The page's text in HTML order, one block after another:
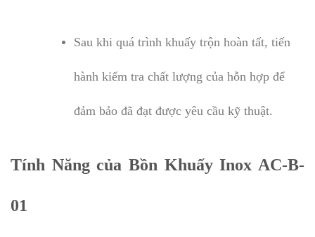
Sau khi quá trình khuấy trộn hoàn tất, tiến
hành kiểm tra chất lượng của hỗn hợp để
đảm bảo đã đạt được yêu cầu kỹ thuật.
Tính Năng của Bồn Khuấy Inox AC-B-
01